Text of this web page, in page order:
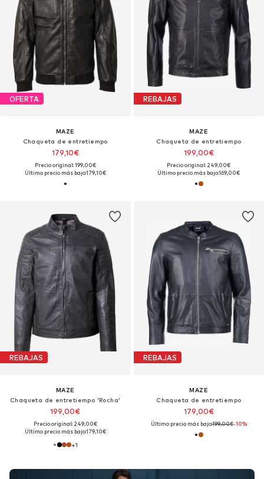
OFERTA
MAZE
Chaqueta de entretiempo
179,10€
Precio original: 199,00€
Último precio más bajo:179,10€
REBAJAS
MAZE
Chaqueta de entretiempo
199,00€
Precio original: 249,00€
Último precio más bajo:169,00€
REBAJAS
MAZE
Chaqueta de entretiempo 'Rocha'
199,00€
Precio original: 249,00€
Último precio más bajo:179,10€
+1
REBAJAS
MAZE
Chaqueta de entretiempo
179,00€
Último precio más bajo:199,00€-10%